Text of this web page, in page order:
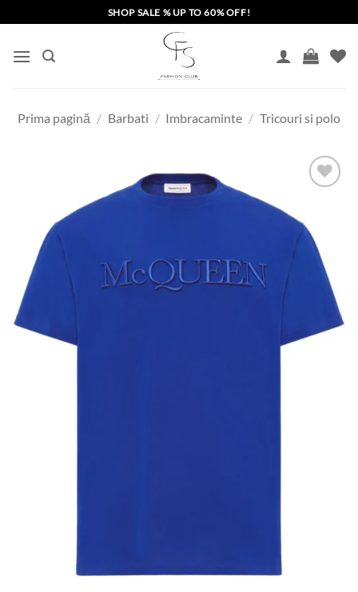
to
content
SHOP SALE % UP TO 60% OFF!
Prima pagină / Barbati / Imbracaminte / Tricouri si polo